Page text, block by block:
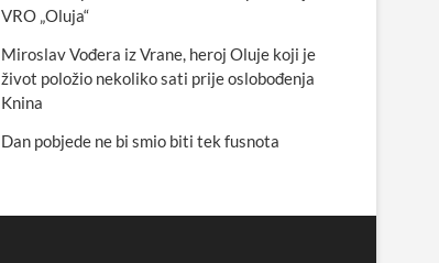
VRO „Oluja“
Miroslav Vođera iz Vrane, heroj Oluje koji je
život položio nekoliko sati prije oslobođenja
Knina
Dan pobjede ne bi smio biti tek fusnota